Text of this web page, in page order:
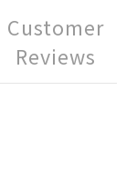
Customer
Reviews